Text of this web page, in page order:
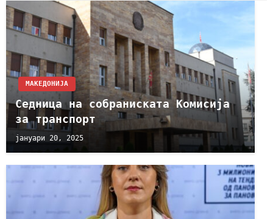
МАКЕДОНИЈА
Седница на собраниската Комисија
за транспорт
јануари 20, 2025